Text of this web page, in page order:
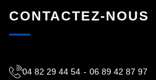
CONTACTEZ-NOUS
04 82 29 44 54 - 06 89 42 87 97